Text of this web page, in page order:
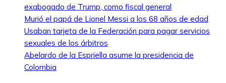
exabogado de Trump, como fiscal general
Murió el papá de Lionel Messi a los 68 años de edad
Usaban tarjeta de la Federación para pagar servicios
sexuales de los árbitros
Abelardo de la Espriella asume la presidencia de
Colombia